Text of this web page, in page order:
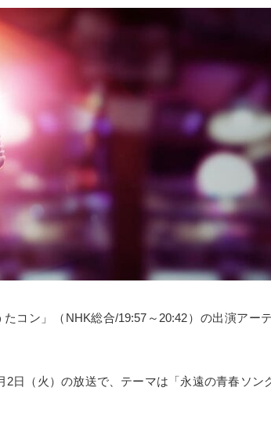
コン」（NHK総合/19:57～20:42）の出演アー
2日（火）の放送で、テーマは「永遠の青春ソン